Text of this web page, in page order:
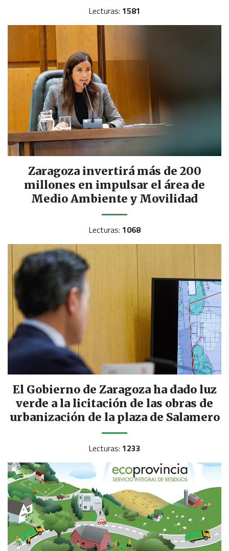
Lecturas: 1581
Zaragoza invertirá más de 200
millones en impulsar el área de
Medio Ambiente y Movilidad
Lecturas: 1068
El Gobierno de Zaragoza ha dado luz
verde a la licitación de las obras de
urbanización de la plaza de Salamero
Lecturas: 1233